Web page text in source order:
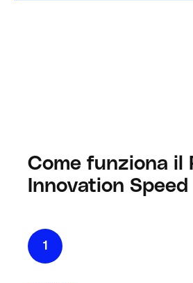
Come funziona il
Innovation
1